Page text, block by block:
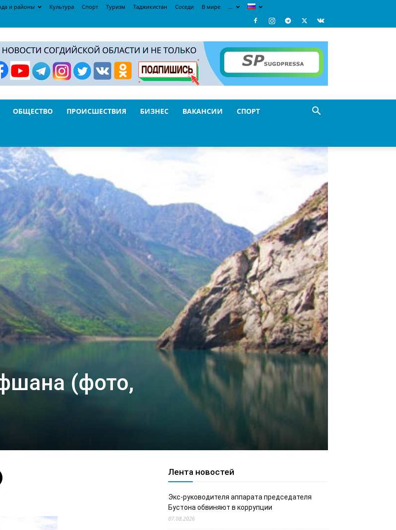
и районы Культура Спорт Туризм Таджикистан Соседи В мире …
ОБЩЕСТВО ПРОИСШЕСТВИЯ БИЗНЕС ВАКАНСИИ СПОРТ
(фото,
Лента новостей
Экс-руководителя аппарата председателя
Бустона обвиняют в коррупции
07.08.2026